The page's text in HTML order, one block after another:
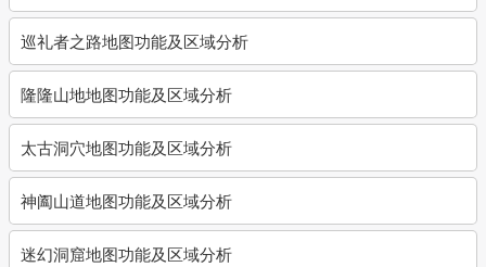
巡礼者之路地图功能及区域分析
隆隆山地地图功能及区域分析
太古洞穴地图功能及区域分析
神阖山道地图功能及区域分析
迷幻洞窟地图功能及区域分析